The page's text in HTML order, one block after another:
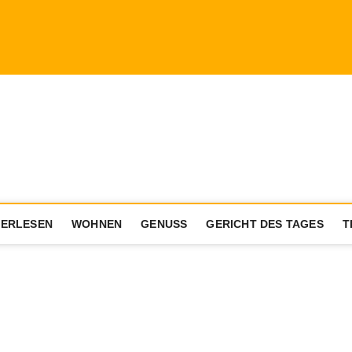
ERLESEN WOHNEN GENUSS GERICHT DES TAGES